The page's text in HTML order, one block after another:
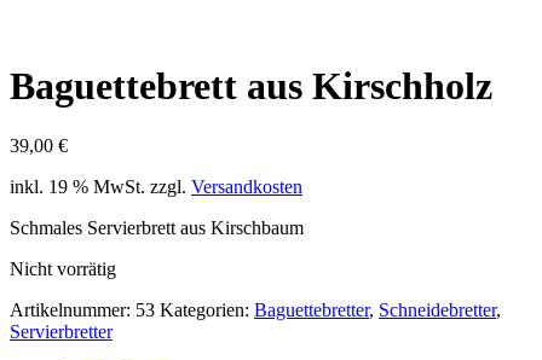
Baguettebrett aus Kirschholz
39,00 €
inkl. 19 % MwSt. zzgl. Versandkosten
Schmales Servierbrett aus Kirschbaum
Nicht vorrätig
Artikelnummer: 53 Kategorien: Baguettebretter, Schneidebretter,
Servierbretter